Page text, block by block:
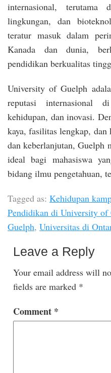
internasional,
lingkungan, dan
teratur masuk dalam
Kanada dan dunia,
pendidikan berkualitas
University of Guelph
reputasi internasional
kehidupan, dan inovasi.
kaya, fasilitas lengkap,
dan keberlanjutan, Guelph
ideal bagi mahasiswa
bidang ilmu pengetahuan,
Tagged as: Kehidupan
Pendidikan di University of
Guelph, Universitas di
Leave a Reply
Your email address will
fields are marked *
Comment *